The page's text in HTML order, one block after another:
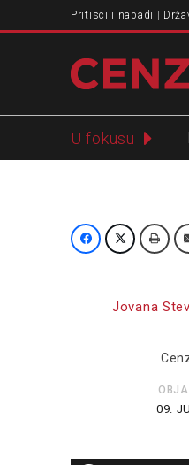
Pritisci i napadi
U fokusu
Jovana
09.